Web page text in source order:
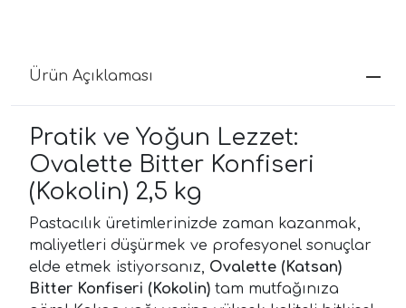
Ürün Açıklaması
Pratik ve Yoğun Lezzet:
Ovalette Bitter Konfiseri
(Kokolin) 2,5 kg
Pastacılık üretimlerinizde zaman kazanmak,
maliyetleri düşürmek ve profesyonel sonuçlar
elde etmek istiyorsanız, Ovalette (Katsan)
Bitter Konfiseri (Kokolin) tam mutfağınıza